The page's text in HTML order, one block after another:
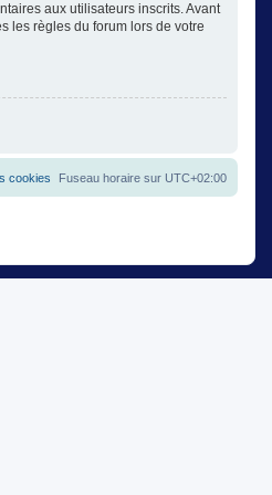
aux utilisateurs inscrits. Avant
les règles du forum lors de votre
Fuseau horaire sur UTC+02:00
cookies